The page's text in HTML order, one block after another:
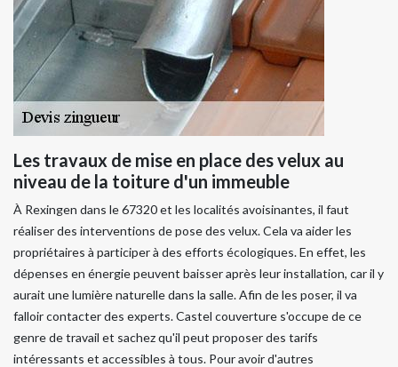
Les travaux de mise en place des velux au
niveau de la toiture d'un immeuble
À Rexingen dans le 67320 et les localités avoisinantes, il faut
réaliser des interventions de pose des velux. Cela va aider les
propriétaires à participer à des efforts écologiques. En effet, les
dépenses en énergie peuvent baisser après leur installation, car il y
aurait une lumière naturelle dans la salle. Afin de les poser, il va
falloir contacter des experts. Castel couverture s'occupe de ce
genre de travail et sachez qu'il peut proposer des tarifs
intéressants et accessibles à tous. Pour avoir d'autres